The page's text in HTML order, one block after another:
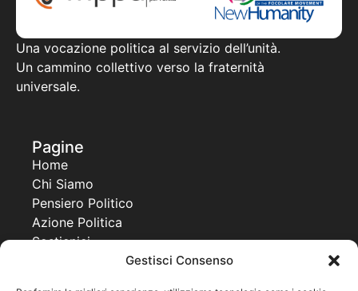
Gestisci Consenso
Una vocazione politica al servizio dell’unità.
Un cammino collettivo verso la fraternità
universale.
Pagine
Home
Chi Siamo
Pensiero Politico
Azione Politica
Sostienici